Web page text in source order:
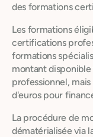
des formations
Les formations
certifications
formations
montant
professionnel,
d'euros pour
La procédure de
dématérialisée via